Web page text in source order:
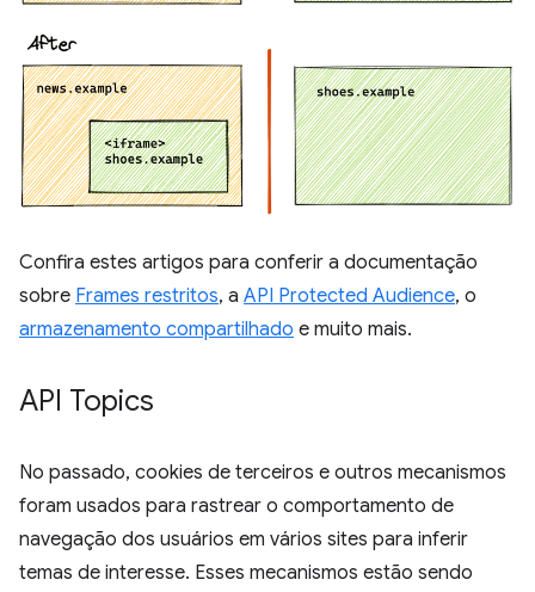
Confira estes artigos para conferir a documentação
sobre Frames restritos, a API Protected Audience, o
armazenamento compartilhado e muito mais.
API Topics
No passado, cookies de terceiros e outros mecanismos
foram usados para rastrear o comportamento de
navegação dos usuários em vários sites para inferir
temas de interesse. Esses mecanismos estão sendo